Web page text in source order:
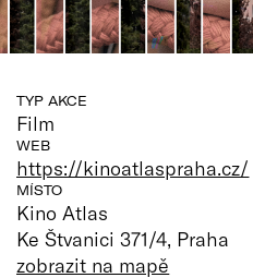
TYP AKCE
Film
WEB
https://kinoatlaspraha.cz/
MÍSTO
Kino Atlas
Ke Štvanici 371/4, Praha
zobrazit na mapě